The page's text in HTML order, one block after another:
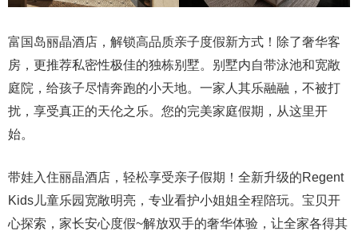
富国岛丽晶酒店，解锁高品质亲子度假新方式！除了奢华客
房，更推荐私密性极佳的独栋别墅。别墅内自带泳池和宽敞
庭院，给孩子尽情奔跑的小天地。一家人其乐融融，不被打
扰，享受真正的天伦之乐。您的完美家庭假期，从这里开
始。
带娃入住丽晶酒店，轻松享受亲子假期！全新升级的Regent
Kids儿童乐园宽敞明亮，专业看护小姐姐全程陪玩。宝贝开
心探索，家长安心度假~解放双手的奢华体验，让全家各得其